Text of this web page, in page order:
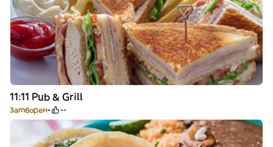
11:11 Pub & Grill
Затворен --